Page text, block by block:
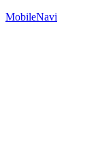
MobileNavi